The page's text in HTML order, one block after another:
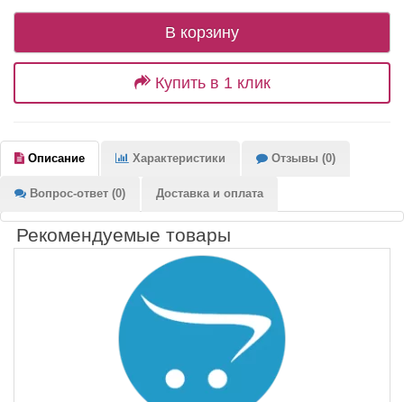
В корзину
Купить в 1 клик
Описание Характеристики Отзывы (0)
Вопрос-ответ (0) Доставка и оплата
Рекомендуемые товары